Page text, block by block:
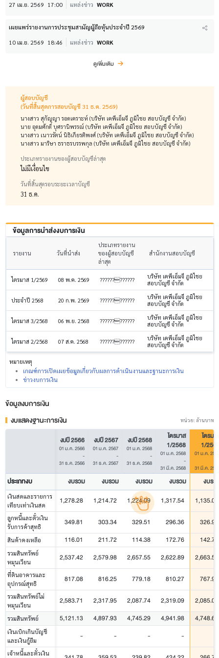
27 เม.ย. 2569 17:00 แหล่งข่าว WORK
เผยแพร่รายงานการประชุมสามัญผู้ถือหุ้นประจำปี 2569
10 เม.ย. 2569 18:46 แหล่งข่าว WORK
ดูเพิ่มเติม
ผู้สอบบัญชี
(วันที่สิ้นสุดการสอบบัญชี 31 ธ.ค. 2569)
นางสาว สุกัญญา รอดเคราะห์ (บริษัท เคพีเอ็มจี ภูมิไชย สอบบัญชี จำกัด)
นาย อุดมศักดิ์ บุศรานิพรรณ์ (บริษัท เคพีเอ็มจี ภูมิไชย สอบบัญชี จำกัด)
นางสาว เนาวรัตน์ นิธิเกียรติพงศ์ (บริษัท เคพีเอ็มจี ภูมิไชย สอบบัญชี จำกัด)
นางสาว มาริษา ธราธรบรรพกุล (บริษัท เคพีเอ็มจี ภูมิไชย สอบบัญชี จำกัด)
ประเภทรายงานของผู้สอบบัญชีล่าสุด
ไม่มีเงื่อนไข
วันที่สิ้นสุดรอบระยะเวลาบัญชี
31 ธ.ค.
ข้อมูลการนำส่งงบการเงิน
รายงาน วันที่นำส่ง
ประเภทรายงาน
ของผู้สอบบัญชี
ล่าสุด
สำนักงานสอบบัญชี
ไตรมาส 1/2569 08 พ.ค. 2569 ????????????
บริษัท เคพีเอ็มจี ภูมิไชย
สอบบัญชี จำกัด
ประจำปี 2568 20 ก.พ. 2569 ????????????
บริษัท เคพีเอ็มจี ภูมิไชย
สอบบัญชี จำกัด
ไตรมาส 3/2568 06 พ.ย. 2568 ????????????
บริษัท เคพีเอ็มจี ภูมิไชย
สอบบัญชี จำกัด
ไตรมาส 2/2568 07 ส.ค. 2568 ????????????
บริษัท เคพีเอ็มจี ภูมิไชย
สอบบัญชี จำกัด
หมายเหตุ
เกณฑ์การเปิดเผยข้อมูลเกี่ยวกับผลการดำเนินงานและฐานะการเงิน
ข่าวงบการเงิน
ข้อมูลงบการเงิน
งบแสดงฐานะการเงิน
หน่วย: ล้านบาท
งบปี 2566
01 ม.ค. 2566
-
31 ธ.ค. 2566
งบปี 2567
01 ม.ค. 2567
-
31 ธ.ค. 2567
งบปี 2568
01 ม.ค. 2568
-
31 ธ.ค. 2568
ไตรมาส
1/2568
01 ม.ค. 2568
-
31 มี.ค. 2568
ไตรมา
1/
01 ม.ค.
31 มี.ค.
ประเภทงบ งบรวม งบรวม งบรวม งบรวม งบรว
เงินสดและรายการ
เทียบเท่าเงินสด
1,278.28 1,214.72 1,224.09 1,317.54 1,135.02
ลูกหนี้และตั๋วเงิน
รับการค้าสุทธิ
349.81 303.34 329.51 296.36 326.93
สินค้าคงเหลือ 116.01 211.72 114.38 172.76 142.75
รวมสินทรัพย์
หมุนเวียน
2,537.42 2,579.98 2,657.55 2,622.89 2,663.58
ที่ดินอาคารและ
อุปกรณ์สุทธิ
817.08 816.25 779.18 810.27 767.90
รวมสินทรัพย์ไม่
หมุนเวียน
2,583.71 2,317.95 2,087.74 2,319.09 2,085.04
รวมสินทรัพย์ 5,121.13 4,897.93 4,745.29 4,941.98 4,748.62
เงินเบิกเกินบัญชี
และเงินกู้ยืม
- - - -
เจ้าหนี้และตั๋วเงิน